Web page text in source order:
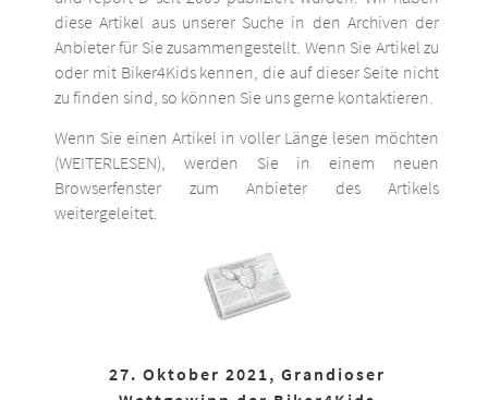
diese Artikel aus unserer Suche in den Archiven der
Anbieter für Sie zusammengestellt. Wenn Sie Artikel zu
oder mit Biker4Kids kennen, die auf dieser Seite nicht
zu finden sind, so können Sie uns gerne kontaktieren.
Wenn Sie einen Artikel in voller Länge lesen möchten
(WEITERLESEN), werden Sie in einem neuen
Browserfenster zum Anbieter des Artikels
weitergeleitet.
27. Oktober 2021, Grandioser